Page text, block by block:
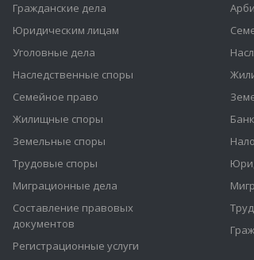
Гражданские дела
Юридическим лицам
Уголовные дела
Наследственные споры
Семейное право
Жилищные споры
Земельные споры
Трудовые споры
Миграционные дела
Составление правовых
документов
Регистрационные услуги